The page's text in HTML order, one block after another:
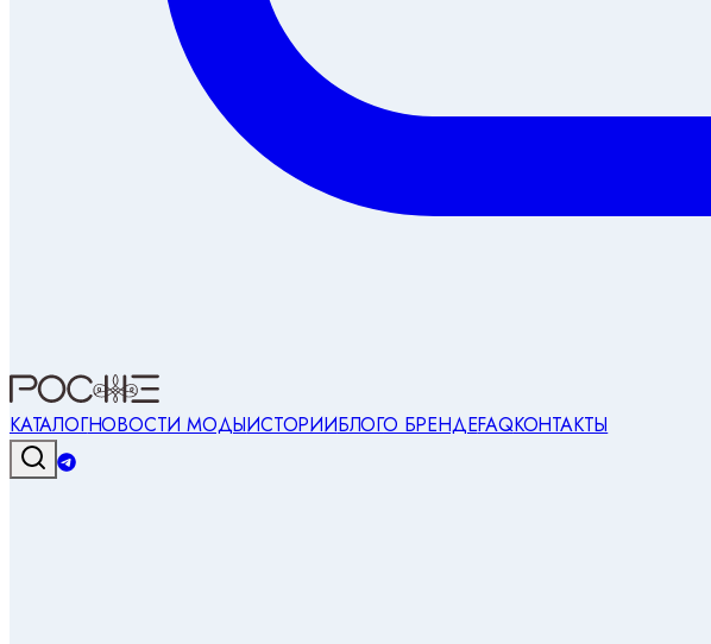
КАТАЛОГНОВОСТИ МОДЫИСТОРИИБЛОГО БРЕНДЕFAQКОНТАКТЫ